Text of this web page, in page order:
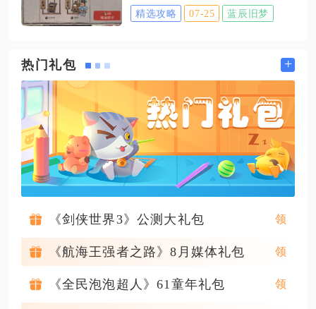
励，
入少量资源，两种加点方案都以堆
纯辅助加点是适配绝大多数配队的
技能必须直接拉满，该技能生成的
星域领域不仅能持续为全队提供高
级角色齐全的养老休闲玩家可以放
弃兑换，该角色是全游戏独一档的
替代，兑换投入的资源能长期降低
全城生产压力，开荒、多城运营、
特产批量生产场景下收益极高。孟
余作为天级制作专精居民，满级制
作属性达到779，是游戏内第一梯队
的制作面板，核心天赋食雕拉满
后，参与任意制作类建筑生产时不
肴，同时单次生产减少4名工人需
痛点：菜肴缺口与工人紧缺
精选攻略 07-25 蓝辰旧梦
热门礼包 +
《剑侠世界3》公测大礼包
《航海王强者之路》8月媒体礼包
《全民泡泡超人》61童年礼包